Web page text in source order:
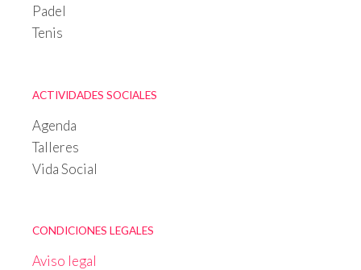
Padel
Tenis
ACTIVIDADES SOCIALES
Agenda
Talleres
Vida Social
CONDICIONES LEGALES
Aviso legal